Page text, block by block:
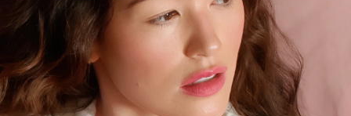
我的設備
我的訂單
我的地址
FAQ™ Pure Beauty-Tech Elixir
English Deutsch
Español
Français
Português
Polski
Svenska
Русский
Türkçe
简体中文 繁體中文